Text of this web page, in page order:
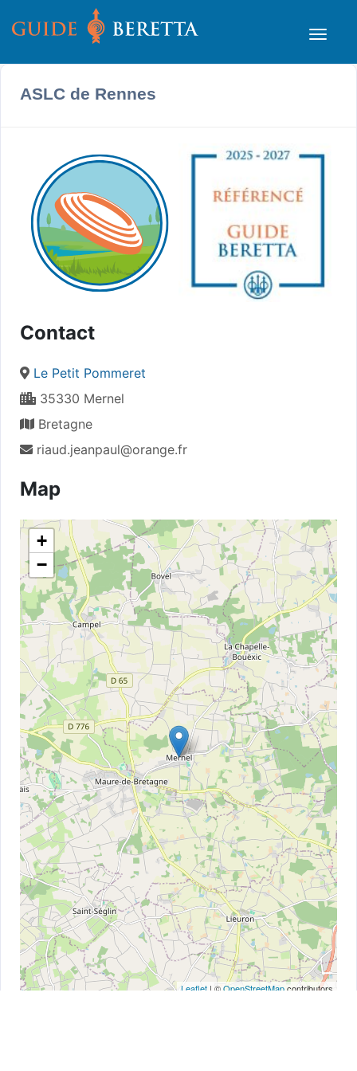
ASLC de Rennes
Contact
Le Petit Pommeret
35330 Mernel
Bretagne
riaud.jeanpaul@orange.fr
Map
+
−
Leaflet | ©OpenStreetMapcontributors